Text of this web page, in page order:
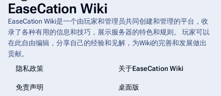
EaseCation Wiki
EaseCation Wiki是一个由玩家和管理员共同创建和管理的平台，收
录了各种有用的信息和技巧，展示服务器的特色和规则。 玩家可以
在此自由编辑，分享自己的经验和见解，为Wiki的完善和发展做出
贡献。
隐私政策
关于EaseCation Wiki
免责声明 桌面版